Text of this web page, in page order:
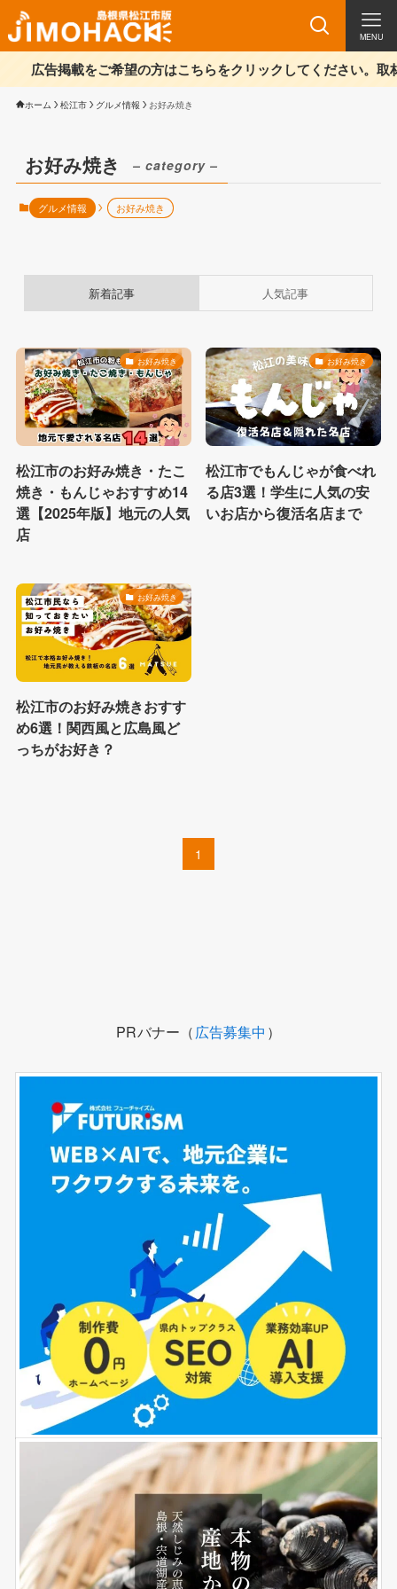
MENU
掲載をご希望の方はこちらをクリックしてください。取材の
ホーム 松江市 グルメ情報 お好み焼き
お好み焼き – category –
グルメ情報 お好み焼き
新着記事 人気記事
お好み焼き
松江市のお好み焼き・たこ
焼き・もんじゃおすすめ14
選【2025年版】地元の人気
店
お好み焼き
松江市でもんじゃが食べれ
る店3選！学生に人気の安
いお店から復活名店まで
お好み焼き
松江市のお好み焼きおすす
め6選！関西風と広島風ど
っちがお好き？
1
PRバナー（ 広告募集中 ）